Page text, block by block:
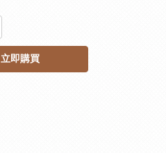
立即購買